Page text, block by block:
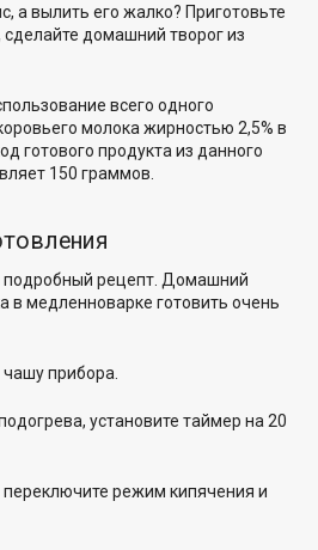
а вылить его жалко? Приготовьте
домашний творог из
всего одного
молока жирностью 2,5% в
готового продукта из данного
150 граммов.
подробный рецепт. Домашний
в медленноварке готовить очень
прибора.
установите таймер на 20
режим кипячения и